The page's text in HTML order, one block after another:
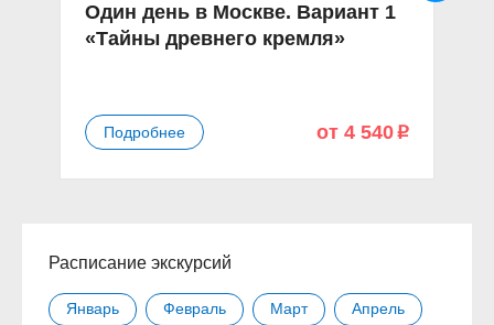
Один день в Москве. Вариант 1
«Тайны древнего кремля»
Подробнее от 4 540 p
Расписание экскурсий
Январь Февраль Март Апрель